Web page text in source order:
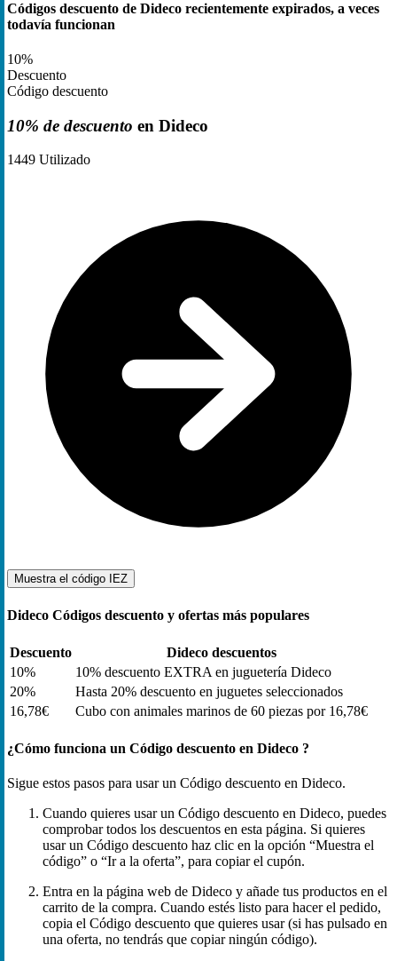
Códigos descuento de Dideco recientemente expirados, a veces
todavía funcionan
10%
Descuento
Código descuento
10% de descuento en Dideco
1449 Utilizado
Muestra el código IEZ
Dideco Códigos descuento y ofertas más populares
Descuento
Dideco descuentos
10%
10% descuento EXTRA en juguetería Dideco
20%
Hasta 20% descuento en juguetes seleccionados
16,78€
Cubo con animales marinos de 60 piezas por 16,78€
¿Cómo funciona un Código descuento en Dideco ?
Sigue estos pasos para usar un Código descuento en Dideco.
Cuando quieres usar un Código descuento en Dideco, puedes
comprobar todos los descuentos en esta página. Si quieres
usar un Código descuento haz clic en la opción “Muestra el
código” o “Ir a la oferta”, para copiar el cupón.
Entra en la página web de Dideco y añade tus productos en el
carrito de la compra. Cuando estés listo para hacer el pedido,
copia el Código descuento que quieres usar (si has pulsado en
una oferta, no tendrás que copiar ningún código).